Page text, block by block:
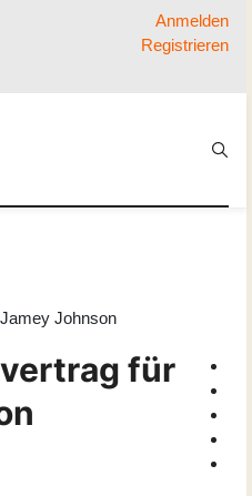
Anmelden
Registrieren
Johnson
für